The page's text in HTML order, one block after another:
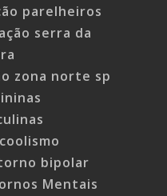
parelheiros
serra da
zona norte sp
bipolar
Mentais